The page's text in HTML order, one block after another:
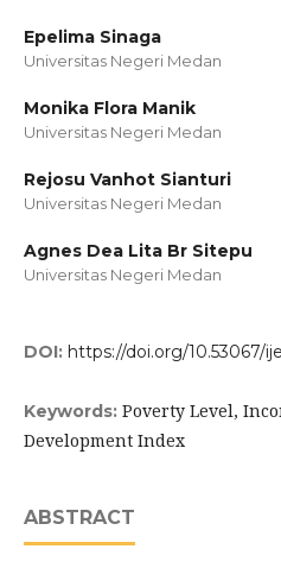
Epelima Sinaga
Universitas Negeri Medan
Monika Flora Manik
Universitas Negeri Medan
Rejosu Vanhot Sianturi
Universitas Negeri Medan
Agnes Dea Lita Br Sitepu
Universitas Negeri Medan
DOI: https://doi.org/10.53067/
Keywords: Poverty Level,
Development Index
ABSTRACT